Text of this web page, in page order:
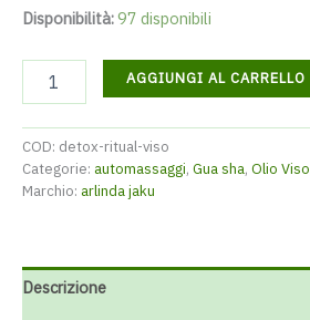
Disponibilità:97 disponibili
Ritual
AGGIUNGI AL CARRELLO
COD: detox-ritual-viso
Categorie: automassaggi, Gua sha, Olio Viso
Marchio: arlinda jaku
Descrizione